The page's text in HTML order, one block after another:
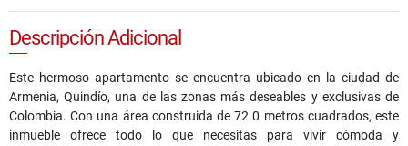
Descripción Adicional
Este hermoso apartamento se encuentra ubicado en la ciudad de
Armenia, Quindío, una de las zonas más deseables y exclusivas de
Colombia. Con una área construida de 72.0 metros cuadrados, este
inmueble ofrece todo lo que necesitas para vivir cómoda y